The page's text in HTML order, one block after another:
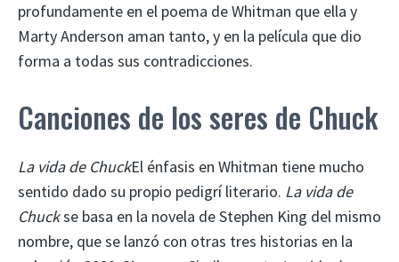
profundamente en el poema de Whitman que ella y
Marty Anderson aman tanto, y en la película que dio
forma a todas sus contradicciones.
Canciones de los seres de Chuck
La vida de ChuckEl énfasis en Whitman tiene mucho
sentido dado su propio pedigrí literario. La vida de
Chuckse basa en la novela de Stephen King del mismo
nombre, que se lanzó con otras tres historias en la